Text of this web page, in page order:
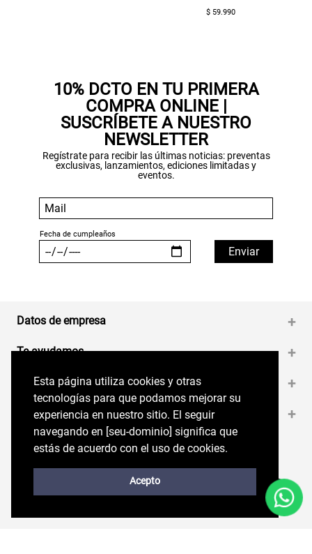
Esta página utiliza cookies y otras
tecnologías para que podamos mejorar su
experiencia en nuestro sitio. El seguir
navegando en perryellis.cl significa que estás
de acuerdo con el uso de cookies.
Acepto
Esta página utiliza cookies y otras
tecnologías para que podamos mejorar su
experiencia en nuestro sitio. El seguir
navegando en [seu-dominio] significa que
estás de acuerdo con el uso de cookies.
Acepto
$ 59.990
10% DCTO EN TU PRIMERA
COMPRA ONLINE |
SUSCRÍBETE A NUESTRO
NEWSLETTER
Regístrate para recibir las últimas noticias: preventas
exclusivas, lanzamientos, ediciones limitadas y
eventos.
SUSPE01
Datos de empresa +
Te ayudamos +
Medios de pago +
Contáctanos +
Síguenos en nuestras RRSS
Trabaja con Nosotros